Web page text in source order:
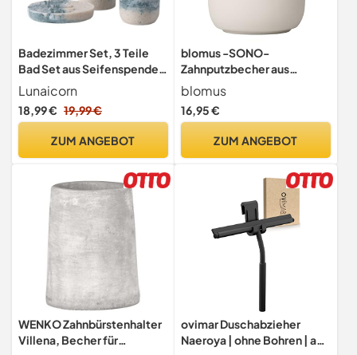
Badezimmer Set, 3 Teile
Bad Set aus Seifenspender,
Seifenschale u.
Zahnbürstenhalter, Harz-
Badezimmer-Sets 3 Stück
Lunaicorn
18,99 € 19,99 €
ZUM ANGEBOT
blomus -SONO-
Zahnputzbecher aus
Keramik, Moonbeam,
Zahnbürstenhalter mit Platz
für Zahnbürste und
exklusives Badaccessoire
Moonbeam, 69057)
blomus
16,95 €
ZUM ANGEBOT
WENKO Zahnbürstenhalter
Villena, Becher für
ovimar Duschabzieher
Naeroya | ohne Bohren | aus